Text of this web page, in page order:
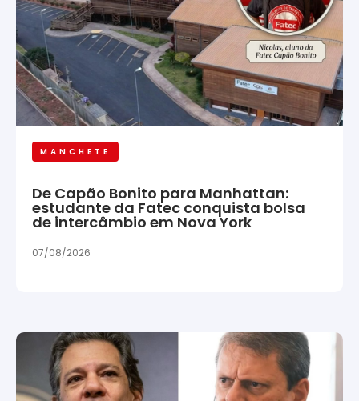
MANCHETE
De Capão Bonito para Manhattan:
estudante da Fatec conquista bolsa
de intercâmbio em Nova York
07/08/2026